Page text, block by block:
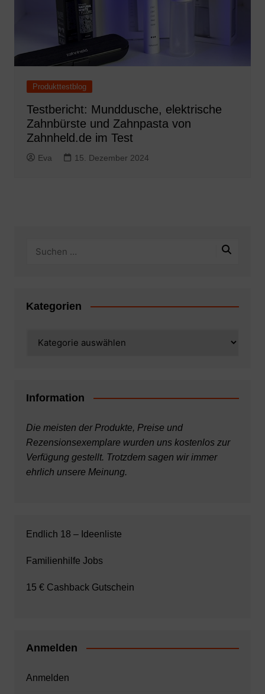
Produkttestblog
Testbericht: Munddusche, elektrische
Zahnbürste und Zahnpasta von
Zahnheld.de im Test
Eva 15. Dezember 2024
Kategorien
Information
Die meisten der Produkte, Preise und
Rezensionsexemplare wurden uns kostenlos zur
Verfügung gestellt. Trotzdem sagen wir immer
ehrlich unsere Meinung.
Endlich 18 – Ideenliste
Familienhilfe Jobs
15 € Cashback Gutschein
Anmelden
Anmelden